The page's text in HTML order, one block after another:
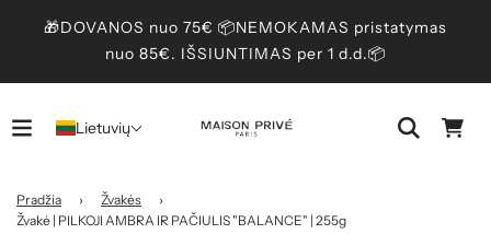
🎁DOVANOS nuo 75€ 📦NEMOKAMAS pristatymas
nuo 85€. IŠSIUNTIMAS per 1 d.d.📦
Lietuvių
Pradžia › Žvakės
›
Žvakė | PILKOJI AMBRA IR PAČIULIS "BALANCE" | 255g